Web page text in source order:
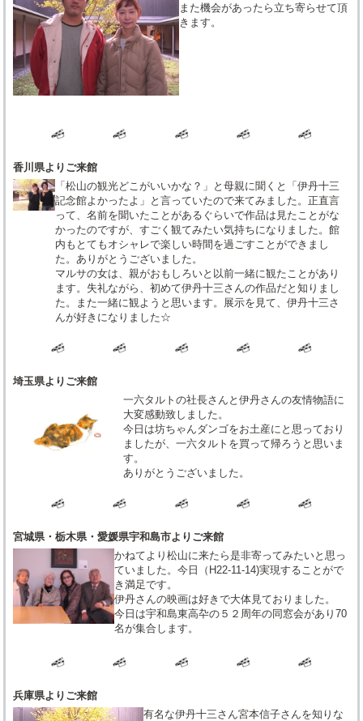
また機会があったら立ち寄らせて頂
きます。
香川県よりご来館
「松山の観光どこがいいかな？」と母親に聞くと「伊丹十三
記念館よかったよ」と言っていたので来てみました。正直言
って、名前を聞いたことがあるぐらいで作品は見たことがな
かったのですが、すごく観てみたい気持ちになりました。館
内もとてもオシャレで楽しい時間を過ごすことができまし
た。ありがとうございました。
マルサの女は、親がおもしろいと以前一緒に観たことがあり
ます。失礼ながら、初めて伊丹十三さんの作品だと知りまし
た。また一緒に観ようと思います。展示を見て、伊丹十三さ
んが好きになりました☆
埼玉県よりご来館
一六タルトの社長さんと伊丹さんの友情物語に
大変感動致しました。
今日は坊ちゃんダンゴをお土産にと思っており
ましたが、一六タルトを買って帰ろうと思いま
す。
ありがとうございました。
宮城県・栃木県・愛媛県宇和島市よりご来館
かねてより松山に来たら是非寄ってみたいと思っ
ていました。今日（H22-11-14)実現することがで
き満足です。
伊丹さんの映画は好きで大体見ておりました。
今日は宇和島東高卆の５２周年の同窓会があり70
名が集合します。
兵庫県よりご来館
有名な伊丹十三さん宮本信子さんを知りな